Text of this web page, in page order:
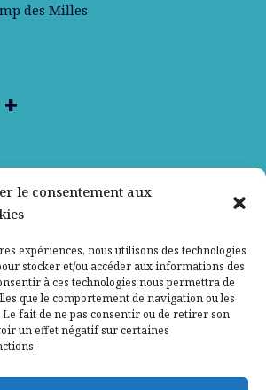
le consentement aux
expériences, nous utilisons des technologies
stocker et/ou accéder aux informations des
à ces technologies nous permettra de
que le comportement de navigation ou les
fait de ne pas consentir ou de retirer son
un effet négatif sur certaines
des Milles